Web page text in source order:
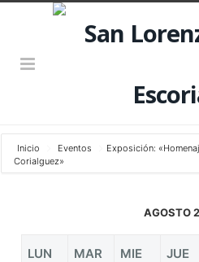
Inicio Eventos
Exposición:
Corialguez»
AGOSTO
LUN MAR MIE JUE